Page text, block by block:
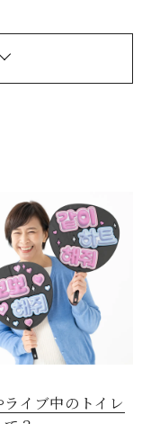
ライブ中のトイレ